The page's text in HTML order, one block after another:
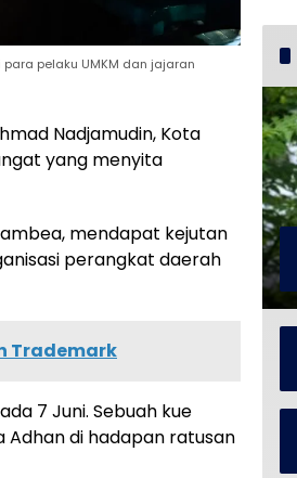
pelaku UMKM dan jajaran
Nadjamudin, Kota
yang menyita
mendapat kejutan
perangkat daerah
Trademark
7 Juni. Sebuah kue
Adhan di hadapan ratusan